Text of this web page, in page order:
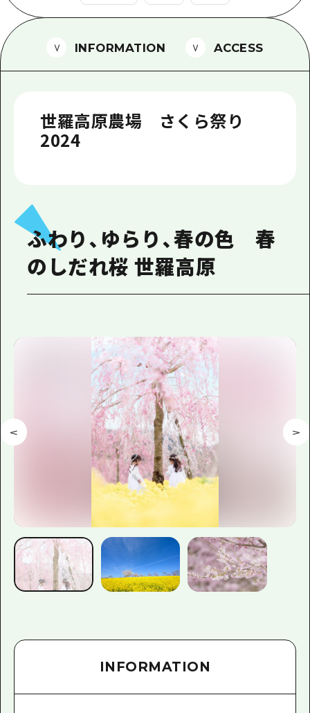
広島県を訪れる外国人旅行者向け情報一
ボランティアガイド
ユニバーサルツーリズム
広島県の魅力を動画でご紹介！
関連リンク
INFORMATION ACCESS
世羅高原農場 さくら祭り
2024
ふわり、ゆらり、春の色 春
のしだれ桜 世羅高原
INFORMATION